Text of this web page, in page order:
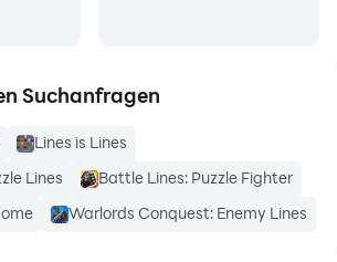
Suchanfragen
Lines is Lines
Lines
Battle Lines: Puzzle Fighter
Warlords Conquest: Enemy Lines